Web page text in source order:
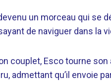
un morceau qui se
de naviguer dans la
couplet, Esco tourne
admettant qu’il envoie